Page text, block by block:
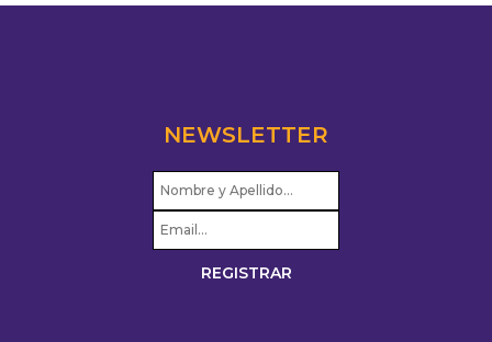
NEWSLETTER